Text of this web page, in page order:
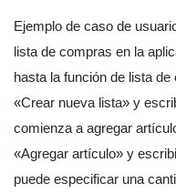
Ejemplo de caso de
lista de compras en la
hasta la función de lista
«Crear nueva lista» y
comienza a agregar
«Agregar artículo» y
puede especificar una